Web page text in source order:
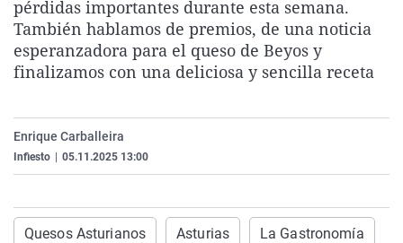
La rosa de los vientos
Gente viajera
Como el perro y el
Caso
Retornados
Equipo de
Extremadura
Galicia
La Rioja
Virales
Televisión
Elecciones
pérdidas importantes durante esta semana.
También hablamos de premios, de una noticia
esperanzadora para el queso de Beyos y
finalizamos con una deliciosa y sencilla receta
Enrique Carballeira
Infiesto 05.11.2025 13:00
Quesos Asturianos Asturias La Gastronomía